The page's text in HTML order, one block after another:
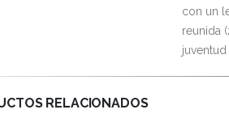
con un
reunida
RELACIONADOS